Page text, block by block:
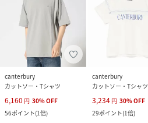
canterbury
カットソー・Tシャツ
6,160 円 30%OFF
56ポイント(1倍)
canterbury
カットソー・Tシャツ
3,234 円 30%OFF
29ポイント(1倍)